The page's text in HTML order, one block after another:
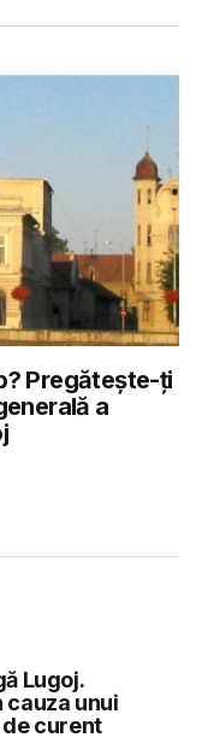
Pregătește-ți
a
Lugoj.
unui
curent